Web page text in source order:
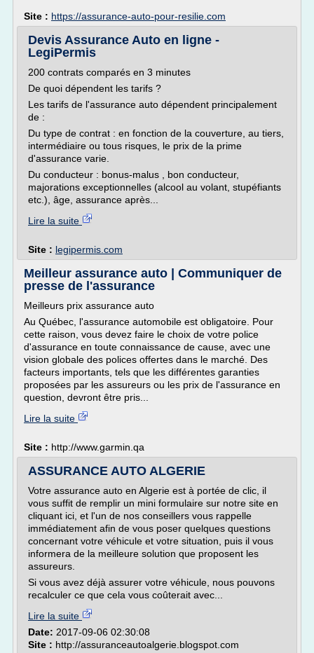
Site : https://assurance-auto-pour-resilie.com
Devis Assurance Auto en ligne -
LegiPermis
200 contrats comparés en 3 minutes
De quoi dépendent les tarifs ?
Les tarifs de l'assurance auto dépendent principalement
de :
Du type de contrat : en fonction de la couverture, au tiers,
intermédiaire ou tous risques, le prix de la prime
d'assurance varie.
Du conducteur : bonus-malus , bon conducteur,
majorations exceptionnelles (alcool au volant, stupéfiants
etc.), âge, assurance après...
Lire la suite
Site : legipermis.com
Meilleur assurance auto | Communiquer de
presse de l'assurance
Meilleurs prix assurance auto
Au Québec, l'assurance automobile est obligatoire. Pour
cette raison, vous devez faire le choix de votre police
d'assurance en toute connaissance de cause, avec une
vision globale des polices offertes dans le marché. Des
facteurs importants, tels que les différentes garanties
proposées par les assureurs ou les prix de l'assurance en
question, devront être pris...
Lire la suite
Site : http://www.garmin.qa
ASSURANCE AUTO ALGERIE
Votre assurance auto en Algerie est à portée de clic, il
vous suffit de remplir un mini formulaire sur notre site en
cliquant ici, et l'un de nos conseillers vous rappelle
immédiatement afin de vous poser quelques questions
concernant votre véhicule et votre situation, puis il vous
informera de la meilleure solution que proposent les
assureurs.
Si vous avez déjà assurer votre véhicule, nous pouvons
recalculer ce que cela vous coûterait avec...
Lire la suite
Date: 2017-09-06 02:30:08
Site : http://assuranceautoalgerie.blogspot.com